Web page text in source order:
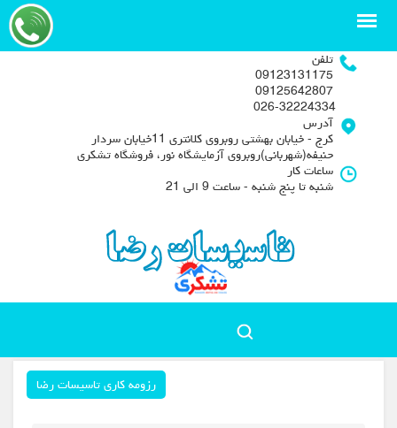
تلفن
09123131175
09125642807
آدرس
کرج - خیابان بهشتی روبروی کلانتری 11خیابان سردار
حنیفه(شهربانی)روبروی آزمایشگاه نور، فروشگاه تشکری
ساعات کار
شنبه تا پنج شنبه - ساعت 9 الی 21
رزومه کاری تاسیسات رضا